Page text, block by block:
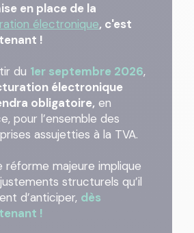
en place de la
électronique, c'est
!
du 1er septembre 2026,
électronique
obligatoire, en
pour l’ensemble des
assujetties à la TVA.
réforme majeure implique
structurels qu’il
d’anticiper, dès
!